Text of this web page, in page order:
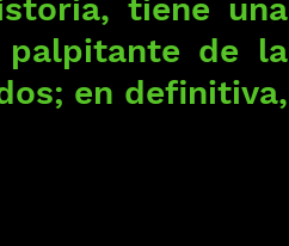
tiene una
palpitante de la
en definitiva,